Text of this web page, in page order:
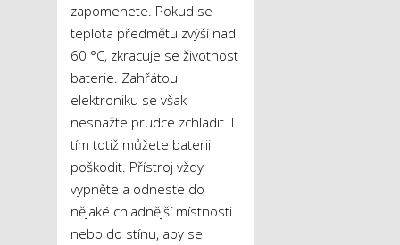
zapomenete. Pokud se
teplota předmětu zvýší nad
60 °C, zkracuje se životnost
baterie. Zahřátou
elektroniku se však
nesnažte prudce zchladit. I
tím totiž můžete baterii
poškodit. Přístroj vždy
vypněte a odneste do
nějaké chladnější místnosti
nebo do stínu, aby se